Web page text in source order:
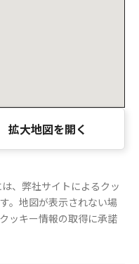
拡大地図を開く
、弊社サイトによるクッ
。地図が表示されない場
ッキー情報の取得に承諾